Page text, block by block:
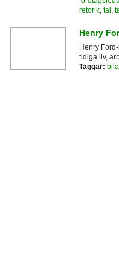
retorik, tal ,
Henry
Henry
tidiga liv,
Taggar: